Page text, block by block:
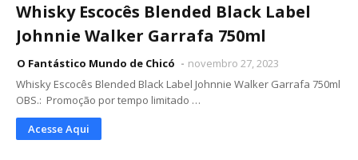
Whisky Escocês Blended Black Label
Johnnie Walker Garrafa 750ml
O Fantástico Mundo de Chicó
novembro 27, 2023
Whisky Escocês Blended Black Label Johnnie Walker Garrafa 750ml
OBS.: Promoção por tempo limitado …
Acesse Aqui